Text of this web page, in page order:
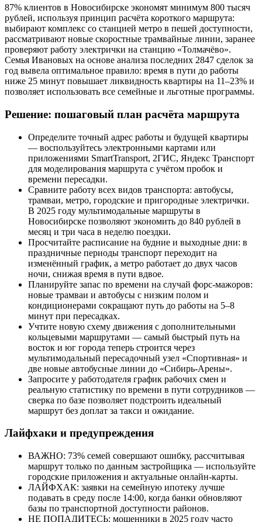
87% клиентов в Новосибирске экономят минимум 800 тысяч
рублей, используя принцип расчёта короткого маршрута:
выбирают комплекс со станцией метро в пешей доступности,
рассматривают новые скоростные трамвайные линии, заранее
проверяют работу электрички на станцию «Толмачёво».
Семья Ивановых на основе анализа последних 2847 сделок за
год вывела оптимальное правило: время в пути до работы
ниже 25 минут повышает ликвидность квартиры на 11–23% и
позволяет использовать все семейные и льготные программы.
Решение: пошаговый план расчёта маршрута
Определите точный адрес работы и будущей квартиры
— воспользуйтесь электронными картами или
приложениями SmartTransport, 2ГИС, Яндекс Транспорт
для моделирования маршрута с учётом пробок и
времени пересадки.
Сравните работу всех видов транспорта: автобусы,
трамваи, метро, городские и пригородные электрички.
В 2025 году мультимодальные маршруты в
Новосибирске позволяют экономить до 840 рублей в
месяц и три часа в неделю поездки.
Просчитайте расписание на будние и выходные дни: в
праздничные периоды транспорт переходит на
изменённый график, а метро работает до двух часов
ночи, снижая время в пути вдвое.
Планируйте запас по времени на случай форс-мажоров:
новые трамваи и автобусы с низким полом и
кондиционерами сокращают путь до работы на 5–8
минут при пересадках.
Учтите новую схему движения с дополнительными
кольцевыми маршрутами — самый быстрый путь на
восток и юг города теперь строится через
мультимодальный пересадочный узел «Спортивная» и
две новые автобусные линии до «Сибирь-Арены».
Запросите у работодателя график рабочих смен и
реальную статистику по времени в пути сотрудников —
сверка по базе позволяет подстроить идеальный
маршрут без доплат за такси и ожидание.
Лайфхаки и предупреждения
ВАЖНО: 73% семей совершают ошибку, рассчитывая
маршрут только по данным застройщика — используйте
городские приложения и актуальные онлайн-карты.
ЛАЙФХАК: заявки на семейную ипотеку лучше
подавать в среду после 14:00, когда банки обновляют
базы по транспортной доступности районов.
НЕ ПОПАДИТЕСЬ: мошенники в 2025 году часто